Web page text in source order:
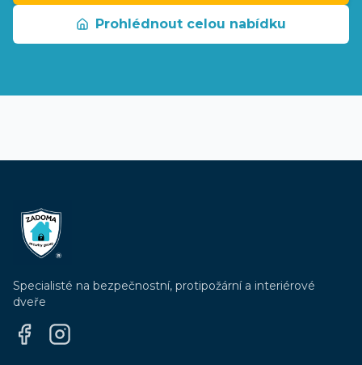
Prohlédnout celou nabídku
Specialisté na bezpečnostní, protipožární a interiérové
dveře